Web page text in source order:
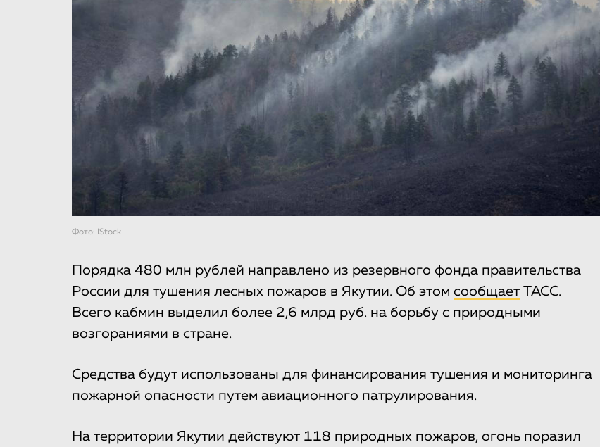
Фото: IStock
Порядка 480 млн рублей направлено из резервного фонда правительства
России для тушения лесных пожаров в Якутии. Об этом сообщает ТАСС.
Всего кабмин выделил более 2,6 млрд руб. на борьбу с природными
возгораниями в стране.
Средства будут использованы для финансирования тушения и мониторинга
пожарной опасности путем авиационного патрулирования.
На территории Якутии действуют 118 природных пожаров, огонь поразил